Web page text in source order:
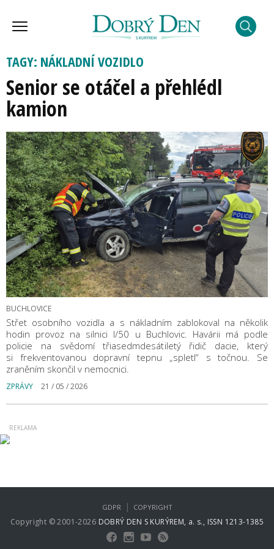
TAGY: NÁKLADNÍ VOZIDLO
Senior se otáčel a přehlédl
kamion
BUCHLOVICE
Střet osobního vozidla a s nákladním zablokoval na několik
hodin provoz na silnici I/50 u Buchlovic. Havárii má podle
policie na svědomí třiasedmdesátiletý řidič dacie, který
si frekventovanou dopravní tepnu „spletl“ s točnou. Se
zraněním skončil v nemocnici.
ZPRÁVY 21 / 05 / 2026
Copyright © 2001-2026 DOBRÝ DEN S KURÝREM, a. s., ISSN 1213-1385
GDPR | COPYRIGHT